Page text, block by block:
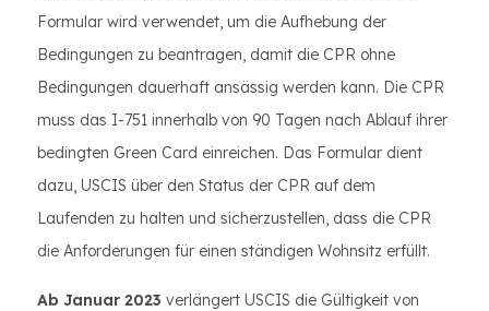
Formular wird verwendet, um die Aufhebung der
Bedingungen zu beantragen, damit die CPR ohne
Bedingungen dauerhaft ansässig werden kann. Die CPR
muss das I-751 innerhalb von 90 Tagen nach Ablauf ihrer
bedingten Green Card einreichen. Das Formular dient
dazu, USCIS über den Status der CPR auf dem
Laufenden zu halten und sicherzustellen, dass die CPR
die Anforderungen für einen ständigen Wohnsitz erfüllt.
Ab Januar 2023 verlängert USCIS die Gültigkeit von